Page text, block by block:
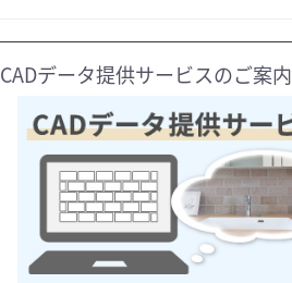
CADデータ提供サービスのご案内